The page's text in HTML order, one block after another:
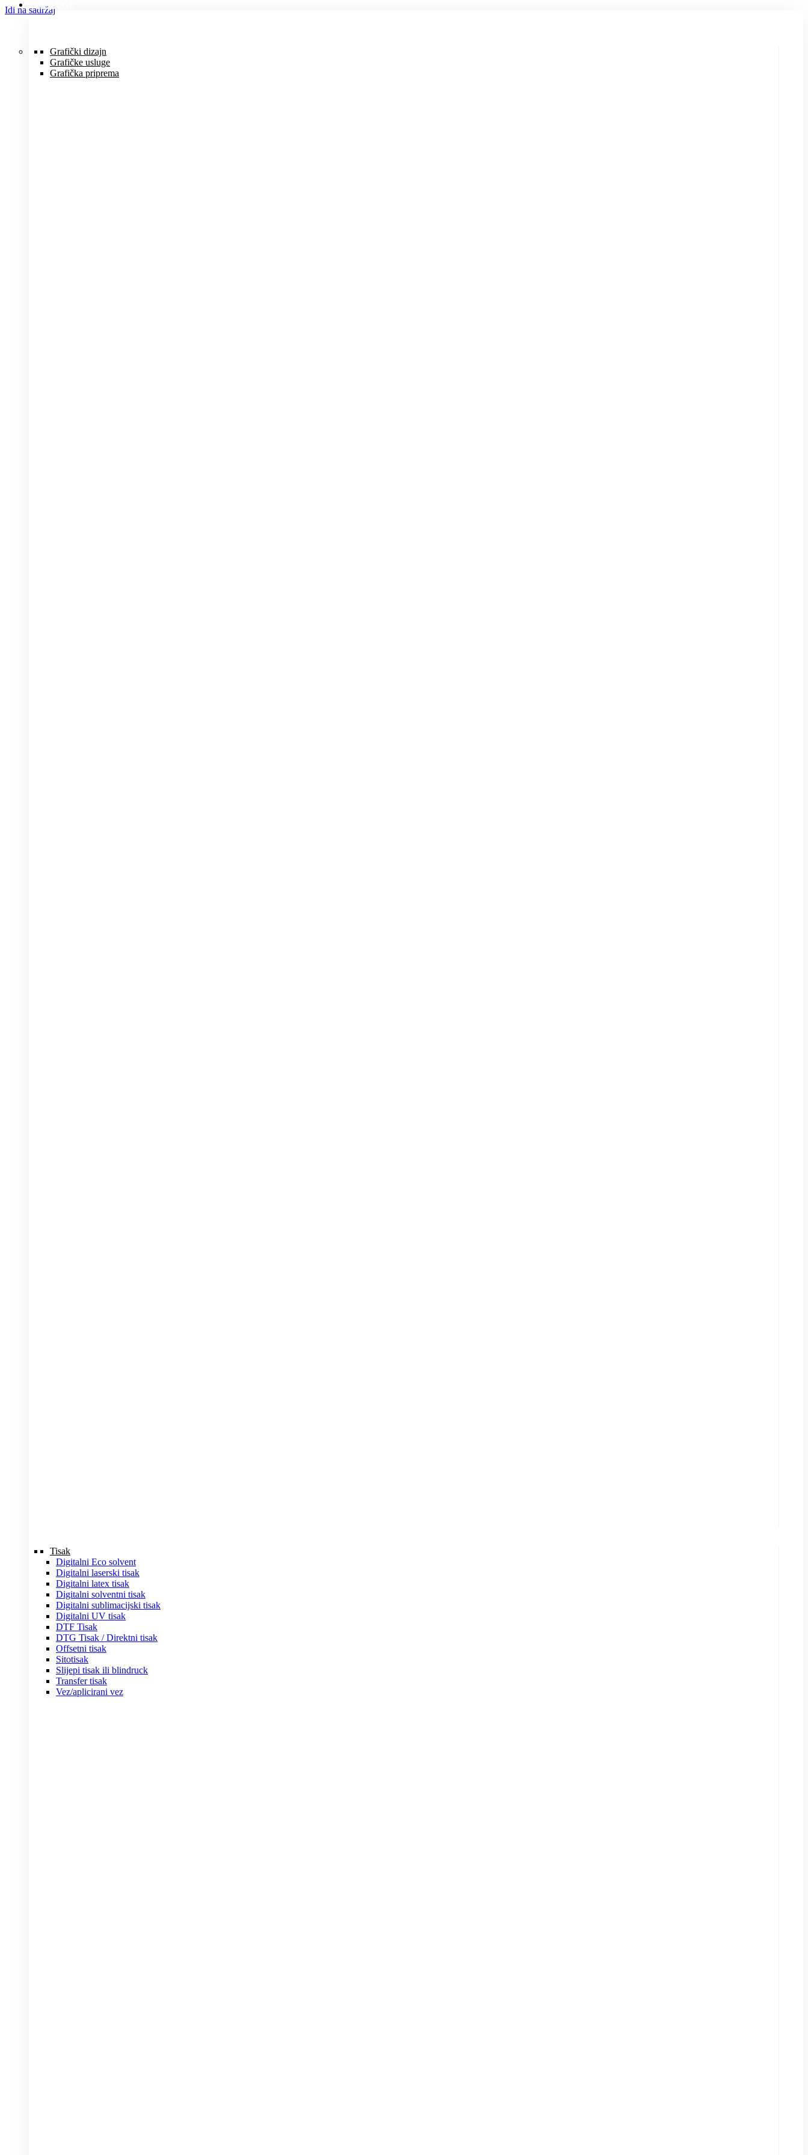
Idi na sadržajUSLUGE
Grafički dizajn
Grafičke usluge
Grafička priprema
Tisak
Digitalni Eco solvent
Digitalni laserski tisak
Digitalni latex tisak
Digitalni solventni tisak
Digitalni sublimacijski tisak
Digitalni UV tisak
DTF Tisak
DTG Tisak / Direktni tisak
Offsetni tisak
Sitotisak
Slijepi tisak ili blindruck
Transfer tisak
Vez/aplicirani vez